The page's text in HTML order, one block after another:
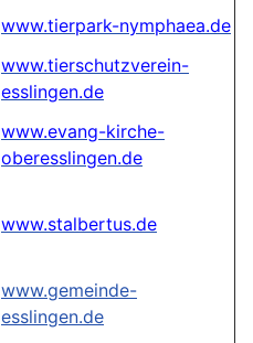
www.tierpark-nymphaea.de
www.tierschutzverein-
esslingen.de
www.evang-kirche-
oberesslingen.de
www.stalbertus.de
www.gemeinde-
esslingen.de